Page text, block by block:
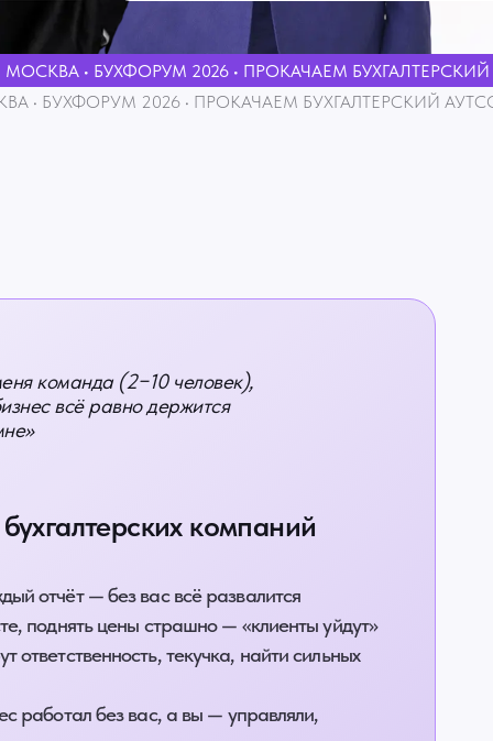
• БУХФОРУМ 2026 • ПРОКАЧАЕМ
2026 • ПРОКАЧАЕМ
команда (2−10 человек),
всё равно держится
отчёт — без вас всё развалится
поднять цены страшно — «клиенты уйдут»
ответственность, текучка, найти сильных
работал без вас, а вы — управляли,
компаний